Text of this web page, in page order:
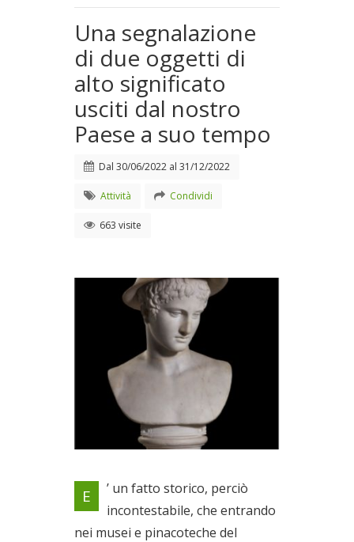
Una segnalazione
di due oggetti di
alto significato
usciti dal nostro
Paese a suo tempo
Dal 30/06/2022 al 31/12/2022
Attività Condividi
663 visite
Una segnalazione di due
oggetti di alto significato
usciti dal nostro Paese a suo
tempo
E
’ un fatto storico, perciò
incontestabile, che entrando
nei musei e pinacoteche del